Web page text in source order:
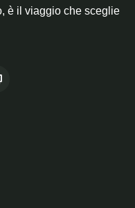
è il viaggio che sceglie